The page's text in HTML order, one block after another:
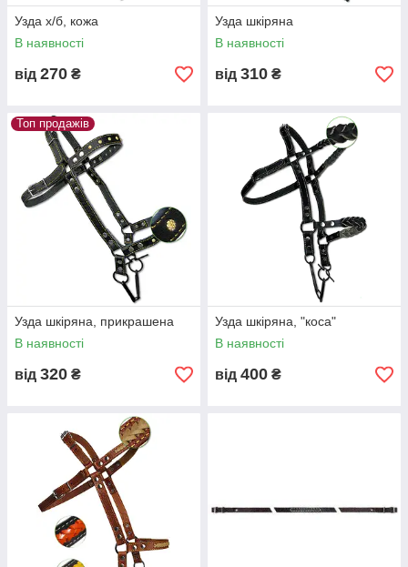
Узда х/б, кожа
В наявності
від 270 ₴
Узда шкіряна
В наявності
від 310 ₴
Топ продажів
Узда шкіряна, прикрашена
В наявності
від 320 ₴
Узда шкіряна, "коса"
В наявності
від 400 ₴